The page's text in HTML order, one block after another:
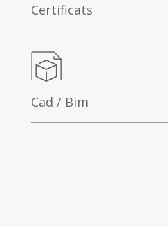
Certificats
Cad / Bim